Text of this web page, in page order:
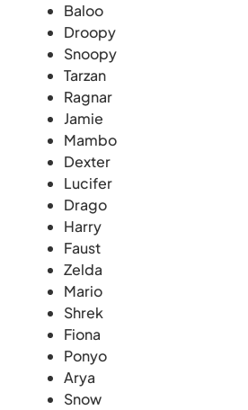
Baloo
Droopy
Snoopy
Tarzan
Ragnar
Jamie
Mambo
Dexter
Lucifer
Drago
Harry
Faust
Zelda
Mario
Shrek
Fiona
Ponyo
Arya
Snow